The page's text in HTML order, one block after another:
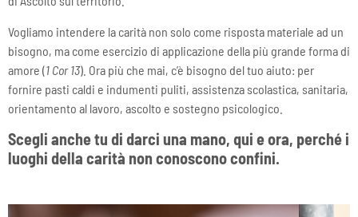
Vogliamo intendere la carità non solo come risposta materiale ad un
bisogno, ma come esercizio di applicazione della più grande forma di
amore (1 Cor 13). Ora più che mai, c’è bisogno del tuo aiuto: per
fornire pasti caldi e indumenti puliti, assistenza scolastica, sanitaria,
orientamento al lavoro, ascolto e sostegno psicologico.
Scegli anche tu di darci una mano, qui e ora, perché i
luoghi della carità non conoscono confini.